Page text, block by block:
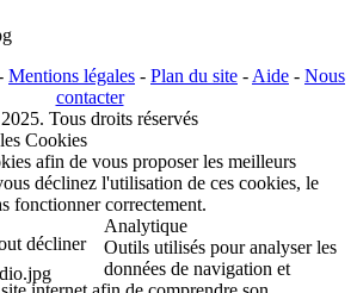
Mentions légales - Plan du site - Aide - Nous
contacter
Tous droits réservés
Cookies
afin de vous proposer les meilleurs
déclinez l'utilisation de ces cookies, le
fonctionner correctement.
décliner
Analytique
Outils utilisés pour analyser les
données de navigation et